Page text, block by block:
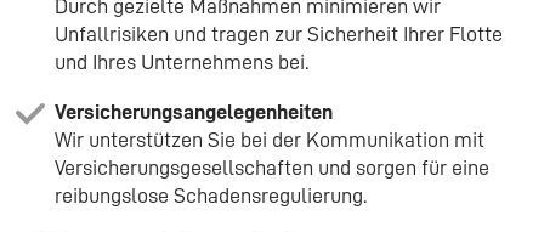
Durch gezielte Maßnahmen minimieren wir
Unfallrisiken und tragen zur Sicherheit Ihrer Flotte
und Ihres Unternehmens bei.
Versicherungsangelegenheiten
Wir unterstützen Sie bei der Kommunikation mit
Versicherungsgesellschaften und sorgen für eine
reibungslose Schadensregulierung.